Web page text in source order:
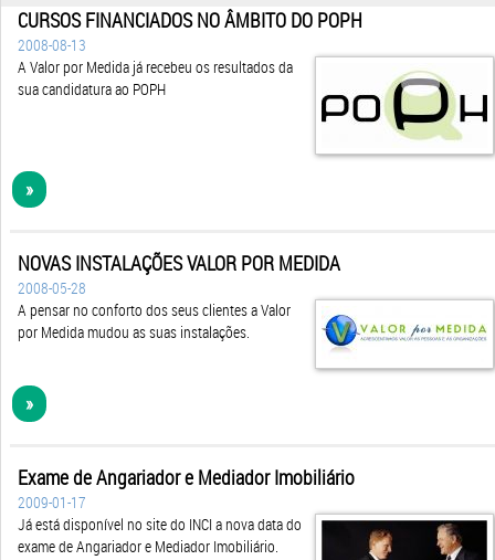
CURSOS FINANCIADOS NO ÂMBITO DO POPH
2008-08-13
A Valor por Medida já recebeu os resultados da
sua candidatura ao POPH
»
NOVAS INSTALAÇÕES VALOR POR MEDIDA
2008-05-28
A pensar no conforto dos seus clientes a Valor
por Medida mudou as suas instalações.
»
Exame de Angariador e Mediador Imobiliário
2009-01-17
Já está disponível no site do INCI a nova data do
exame de Angariador e Mediador Imobiliário.